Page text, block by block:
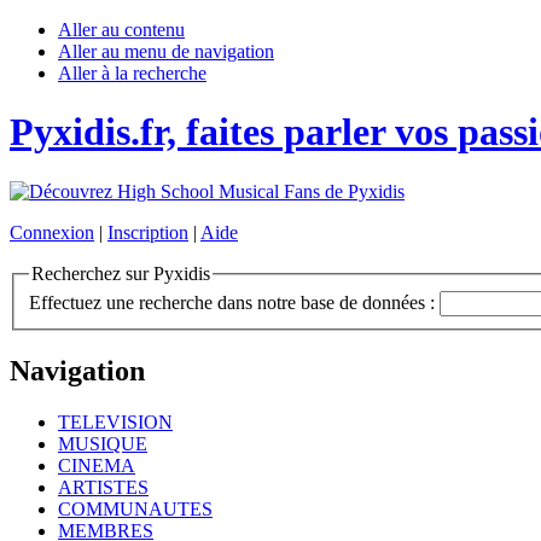
Aller au contenu
Aller au menu de navigation
Aller à la recherche
Pyxidis.fr, faites parler vos
Connexion | Inscription | Aide
Recherchez sur Pyxidis
Effectuez une recherche dans notre base de données :
Navigation
TELEVISION
MUSIQUE
CINEMA
ARTISTES
COMMUNAUTES
MEMBRES